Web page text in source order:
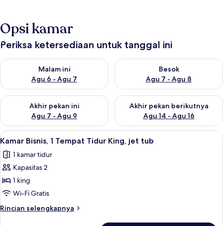
Opsi kamar
Periksa ketersediaan untuk tanggal ini
Malam ini
Agu 6 - Agu 7
Periksa ketersediaan untuk malam ini Agu 6 - Agu 7
Besok
Agu 7 - Agu 8
Periksa ketersediaan untuk
Akhir pekan ini
Agu 7 - Agu 9
Periksa ketersediaan untuk akhir pekan ini Agu 7 - Agu 9
Akhir pekan berikutnya
Agu 14 - Agu 16
Periksa ketersediaan untuk
Lihat
semua
foto
untuk
Kamar
Bisnis,
1
Tempat
Kamar Bisnis, 1 Tempat Tidur King,
7
Kamar Bisnis, 1 Tempat Tidur King, jet tub
1 kamar tidur
Kapasitas 2
1 king
Wi-Fi Gratis
Rincian selengkapnya
Rincian